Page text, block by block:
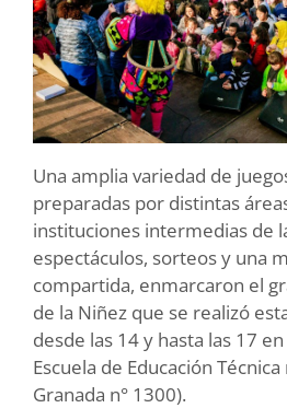
Una amplia variedad de
preparadas por distintas
instituciones intermedias de
espectáculos, sorteos y una
compartida, enmarcaron el
de la Niñez que se realizó
desde las 14 y hasta las 17
Escuela de Educación
Granada n° 1300).